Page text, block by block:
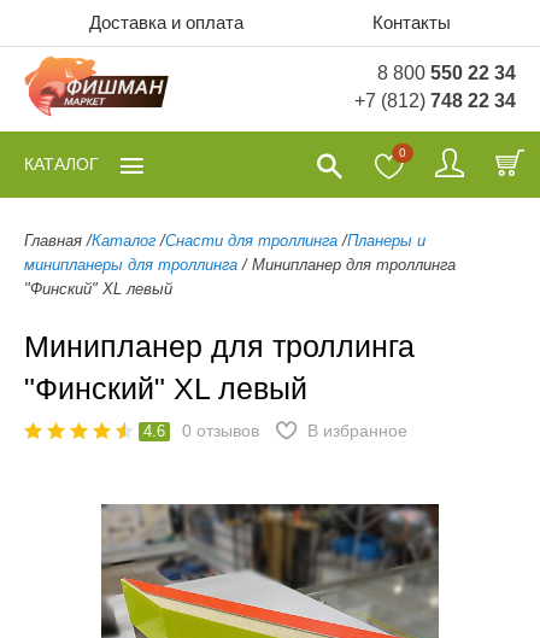
Доставка и оплата Контакты
8 800 550 22 34
+7 (812) 748 22 34
0
КАТАЛОГ
Главная /Каталог /Снасти для троллинга /Планеры и
минипланеры для троллинга / Минипланер для троллинга
"Финский" XL левый
Минипланер для троллинга
"Финский" XL левый
4.6 0 отзывов В избранное